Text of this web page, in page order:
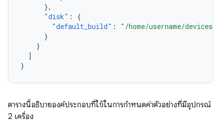
},
"disk" :
{
"default_build" :
"/home/username/devices/
}
}
]
}
ตารางนี้อธิบายองค์ประกอบที่ใช้ในการกำหนดค่าตัวอย่างที่มีอุปกรณ์
2 เครื่อง